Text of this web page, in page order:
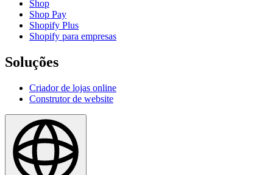
Shop
Shop Pay
Shopify Plus
Shopify para empresas
Soluções
Criador de lojas online
Construtor de website